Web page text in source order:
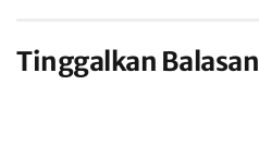
Tinggalkan Balasan